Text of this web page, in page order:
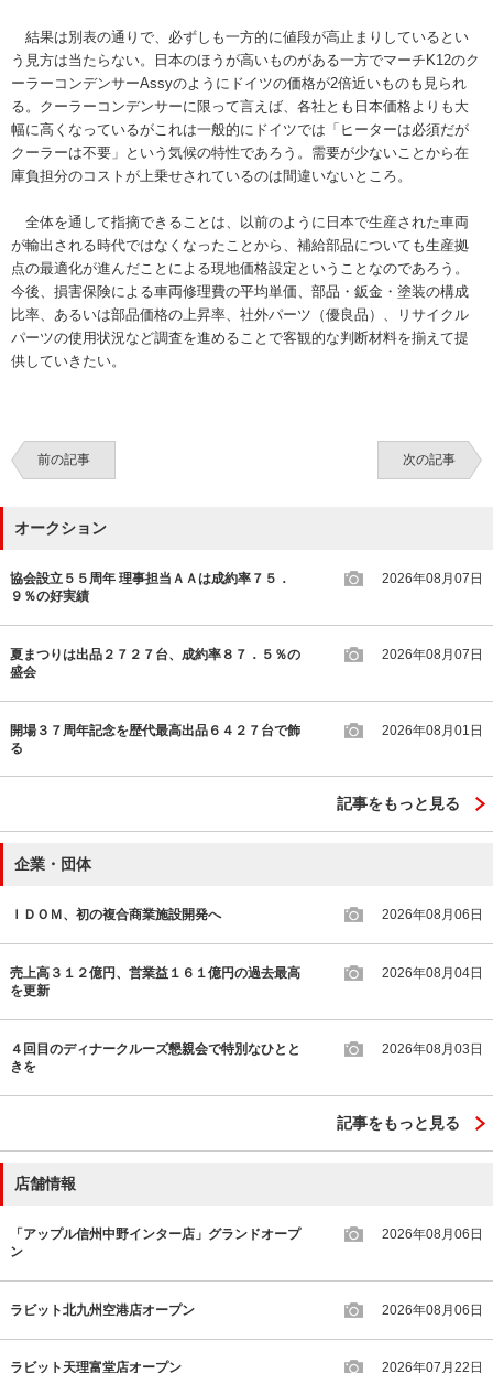
結果は別表の通りで、必ずしも一方的に値段が高止まりしているとい
う見方は当たらない。日本のほうが高いものがある一方でマーチK12のク
ーラーコンデンサーAssyのようにドイツの価格が2倍近いものも見られ
る。クーラーコンデンサーに限って言えば、各社とも日本価格よりも大
幅に高くなっているがこれは一般的にドイツでは「ヒーターは必須だが
クーラーは不要」という気候の特性であろう。需要が少ないことから在
庫負担分のコストが上乗せされているのは間違いないところ。
全体を通して指摘できることは、以前のように日本で生産された車両
が輸出される時代ではなくなったことから、補給部品についても生産拠
点の最適化が進んだことによる現地価格設定ということなのであろう。
今後、損害保険による車両修理費の平均単価、部品・鈑金・塗装の構成
比率、あるいは部品価格の上昇率、社外パーツ（優良品）、リサイクル
パーツの使用状況など調査を進めることで客観的な判断材料を揃えて提
供していきたい。
前の記事 次の記事
オークション
協会設立５５周年 理事担当ＡＡは成約率７５．
９％の好実績
2026年08月07日
夏まつりは出品２７２７台、成約率８７．５％の
盛会
2026年08月07日
開場３７周年記念を歴代最高出品６４２７台で飾
る
2026年08月01日
記事をもっと見る
企業・団体
ＩＤＯＭ、初の複合商業施設開発へ 2026年08月06日
売上高３１２億円、営業益１６１億円の過去最高
を更新
2026年08月04日
４回目のディナークルーズ懇親会で特別なひとと
きを
2026年08月03日
記事をもっと見る
店舗情報
「アップル信州中野インター店」グランドオープ
ン
2026年08月06日
ラビット北九州空港店オープン 2026年08月06日
ラビット天理富堂店オープン 2026年07月22日